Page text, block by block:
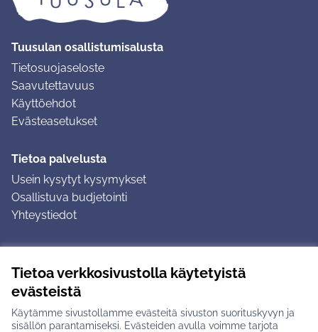
Tietoa verkkosivustolla käytetyistä
evästeistä
Käytämme sivustollamme evästeitä sivuston suorituskyvyn ja
sisällön parantamiseksi. Evästeiden avulla voimme tarjota
Tuusulan osallistumisalusta
Tietosuojaseloste
Saavutettavuus
Käyttöehdot
Evästeasetukset
Tietoa palvelusta
Usein kysytyt kysymykset
Osallistuva budjetointi
Yhteystiedot
Ohjeet kirjautumiseen
Ohjeet kommentin jättämiseen